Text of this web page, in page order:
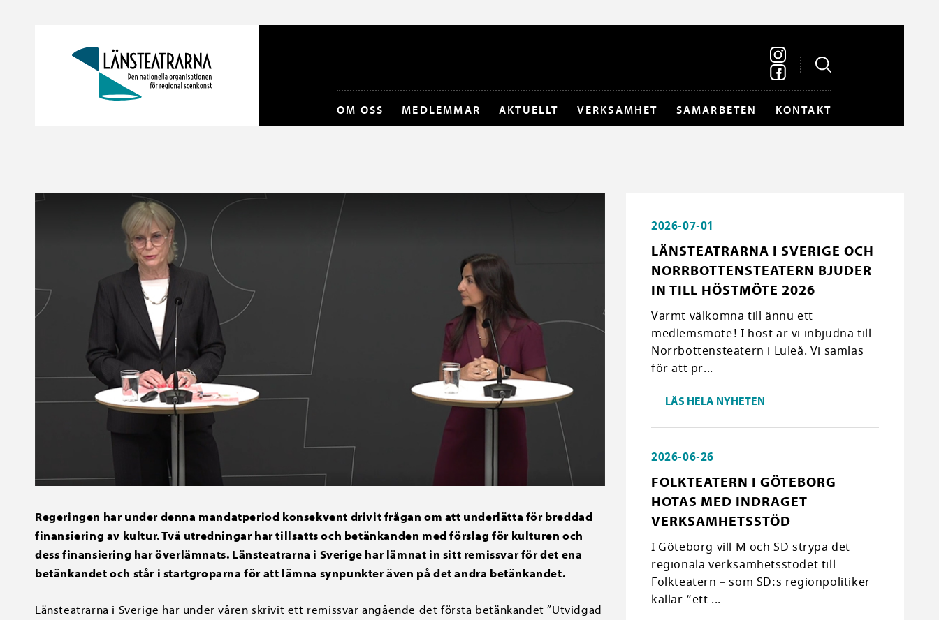
OM OSS MEDLEMMAR AKTUELLT VERKSAMHET SAMARBETEN KONTAKT
Regeringen har under denna mandatperiod konsekvent drivit frågan om att underlätta för breddad
finansiering av kultur. Två utredningar har tillsatts och betänkanden med förslag för kulturen och
dess finansiering har överlämnats. Länsteatrarna i Sverige har lämnat in sitt remissvar för det ena
betänkandet och står i startgroparna för att lämna synpunkter även på det andra betänkandet.
Länsteatrarna i Sverige har under våren skrivit ett remissvar angående det första betänkandet ”Utvidgad
2026-07-01
LÄNSTEATRARNA I SVERIGE OCH
NORRBOTTENSTEATERN BJUDER
IN TILL HÖSTMÖTE 2026
Varmt välkomna till ännu ett
medlemsmöte! I höst är vi inbjudna till
Norrbottensteatern i Luleå. Vi samlas
för att pr...
LÄS HELA NYHETEN
2026-06-26
FOLKTEATERN I GÖTEBORG
HOTAS MED INDRAGET
VERKSAMHETSSTÖD
I Göteborg vill M och SD strypa det
regionala verksamhetsstödet till
Folkteatern – som SD:s regionpolitiker
kallar ”ett ...